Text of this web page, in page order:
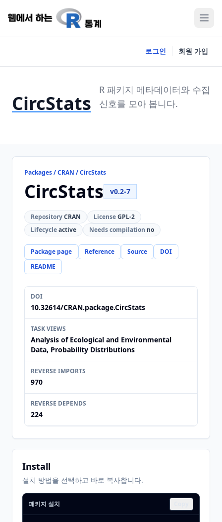
로그인 회원 가입
CircStats
R 패키지 메타데이터와 수집
신호를 모아 봅니다.
Packages / CRAN / CircStats
CircStats v0.2-7
RepositoryCRAN LicenseGPL-2
Lifecycleactive Needs compilation no
Package page Reference Source
DOI
README
DOI
10.32614/CRAN.package.CircStats
TASK VIEWS
Analysis of Ecological and Environmental
Data, Probability Distributions
REVERSE IMPORTS
970
REVERSE DEPENDS
224
Install
설치 방법을 선택하고 바로 복사합니다.
패키지 설치